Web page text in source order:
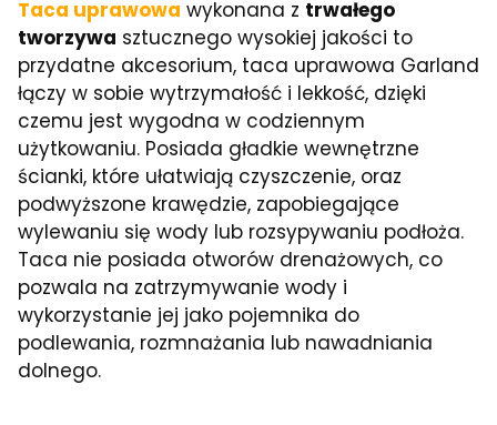
Taca uprawowa wykonana z trwałego
tworzywa sztucznego wysokiej jakości to
przydatne akcesorium, taca uprawowa Garland
łączy w sobie wytrzymałość i lekkość, dzięki
czemu jest wygodna w codziennym
użytkowaniu. Posiada gładkie wewnętrzne
ścianki, które ułatwiają czyszczenie, oraz
podwyższone krawędzie, zapobiegające
wylewaniu się wody lub rozsypywaniu podłoża.
Taca nie posiada otworów drenażowych, co
pozwala na zatrzymywanie wody i
wykorzystanie jej jako pojemnika do
podlewania, rozmnażania lub nawadniania
dolnego.